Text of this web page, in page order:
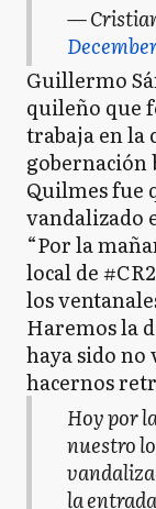
—
Guillermo
quileño que
trabaja en la
gobernación
Quilmes fue
vandalizado
“Por la
local de
los
Haremos la
haya sido
hacernos
Hoy por
nuestro
la